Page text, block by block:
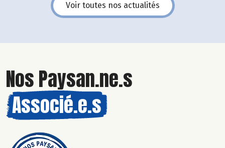
Voir toutes nos actualités
Nos Paysan.ne.s
Associé.e.s